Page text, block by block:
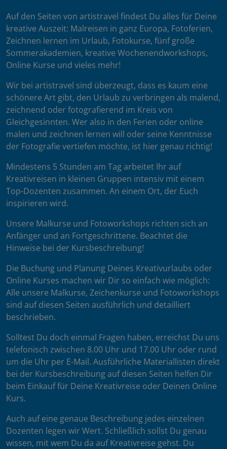
Auf den Seiten von artistravel findest Du alles für Deine
kreative Auszeit: Malreisen in ganz Europa, Fotoferien,
Zeichnen lernen im Urlaub, Fotokurse, fünf große
Sommerakademien, kreative Wochenendworkshops,
Online Kurse und vieles mehr!
Wir bei artistravel sind überzeugt, dass es kaum eine
schönere Art gibt, den Urlaub zu verbringen als malend,
zeichnend oder fotografierend im Kreis von
Gleichgesinnten. Wer also in den Ferien oder online
malen und zeichnen lernen will oder seine Kenntnisse
der Fotografie vertiefen möchte, ist hier genau richtig!
Mindestens 5 Stunden am Tag arbeitet Ihr auf
Kreativreisen in kleinen Gruppen intensiv mit einem
Top-Dozenten zusammen. An einem Ort, der Euch
inspirieren wird.
Unsere Malkurse und Fotoworkshops richten sich an
Anfänger und an Fortgeschrittene. Beachtet die
Hinweise bei der Kursbeschreibung!
Die Buchung und Planung Deines Kreativurlaubs oder
Online Kurses machen wir Dir so einfach wie möglich:
Alle unsere Malkurse, Zeichenkurse und Fotoworkshops
sind auf diesen Seiten ausführlich und detailliert
beschrieben.
Solltest Du doch einmal Fragen haben, erreichst Du uns
telefonisch zwischen 8.00 Uhr und 17.00 Uhr oder rund
um die Uhr per E-Mail. Ausführliche Materiallisten direkt
bei der Kursbeschreibung auf diesen Seiten helfen Dir
beim Einkauf für Deine Kreativreise oder Deinen Online
Kurs.
Auch auf eine genaue Beschreibung jedes einzelnen
Dozenten legen wir Wert. Schließlich sollst Du genau
wissen, mit wem Du da auf Kreativreise gehst. Du